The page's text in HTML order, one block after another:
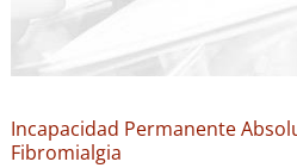
Incapacidad Permanente
Fibromialgia